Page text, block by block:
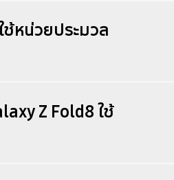
ช้หน่วยประมวล
Z Fold8 ใช้